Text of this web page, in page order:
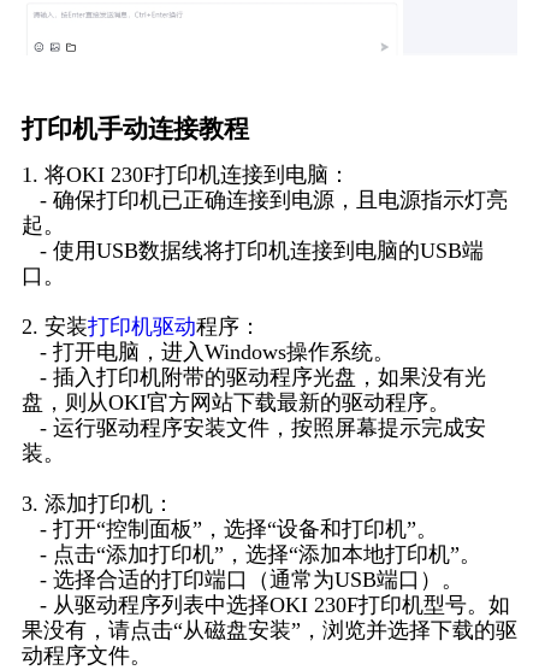
打印机手动连接教程
1. 将OKI 230F打印机连接到电脑：
- 确保打印机已正确连接到电源，且电源指示灯亮
起。
- 使用USB数据线将打印机连接到电脑的USB端
口。
2. 安装打印机驱动程序：
- 打开电脑，进入Windows操作系统。
- 插入打印机附带的驱动程序光盘，如果没有光
盘，则从OKI官方网站下载最新的驱动程序。
- 运行驱动程序安装文件，按照屏幕提示完成安
装。
3. 添加打印机：
- 打开“控制面板”，选择“设备和打印机”。
- 点击“添加打印机”，选择“添加本地打印机”。
- 选择合适的打印端口（通常为USB端口）。
- 从驱动程序列表中选择OKI 230F打印机型号。如
果没有，请点击“从磁盘安装”，浏览并选择下载的驱
动程序文件。